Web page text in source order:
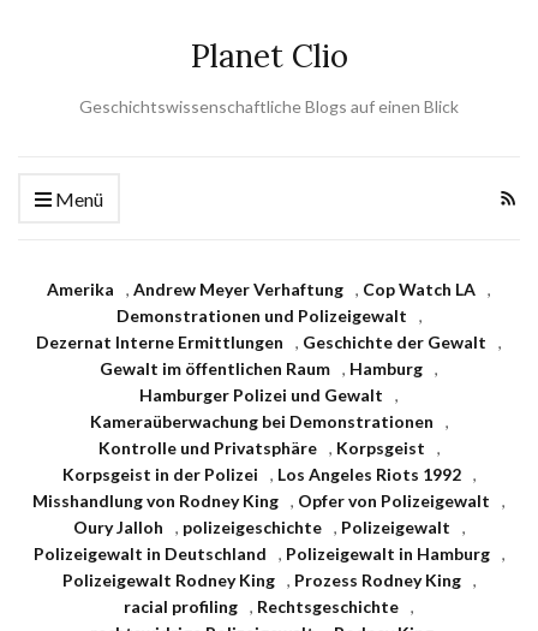
Planet Clio
Geschichtswissenschaftliche Blogs auf einen Blick
Menü
Amerika , Andrew Meyer Verhaftung , Cop Watch LA ,
Demonstrationen und Polizeigewalt
,
Dezernat Interne Ermittlungen
, Geschichte der Gewalt
,
Gewalt im öffentlichen Raum , Hamburg ,
Hamburger Polizei und Gewalt
,
Kameraüberwachung bei Demonstrationen
,
Kontrolle und Privatsphäre
, Korpsgeist
,
Korpsgeist in der Polizei
, Los Angeles Riots 1992
,
Misshandlung von Rodney King , Opfer von Polizeigewalt
,
Oury Jalloh
, polizeigeschichte , Polizeigewalt
,
Polizeigewalt in Deutschland
, Polizeigewalt in Hamburg
,
Polizeigewalt Rodney King
, Prozess Rodney King
,
racial profiling , Rechtsgeschichte ,